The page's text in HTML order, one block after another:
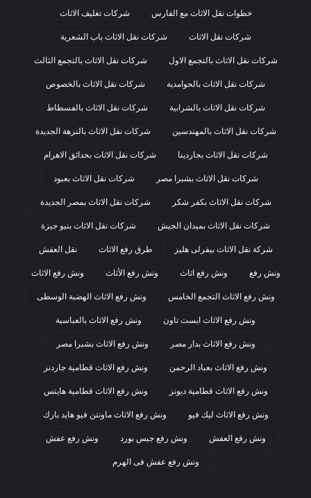
خطوات نقل الاثاث مع الفارس شركات تغليف الاثاث
شركات نقل الاثاث شركات نقل الاثاث باب الشعرية
شركات نقل الاثاث بالتجمع الاول شركات نقل الاثاث بالتجمع الثالث
شركات نقل الاثاث بالحوامدية شركات نقل الاثاث بالخصوص
شركات نقل الاثاث بالشرابية شركات نقل الاثاث بالفسطاط
شركات نقل الاثاث بالمهندسين شركات نقل الاثاث بالنزهة الجديدة
شركات نقل الاثاث بجاردينا شركات نقل الاثاث بحدائق الاهرام
شركات نقل الاثاث بشبرا مصر شركات نقل الاثاث بعبود
شركات نقل الاثاث بكفر شكر شركات نقل الاثاث بمصر الجديدة
شركات نقل الاثاث بميدان الجيش شركات نقل الاثاث بنيو جيزة
شركة نقل الاثاث بيفرلى هليز طرق رفع الاثاث نقل العفش
ونش رفع ونش رفع اثاث ونش رفع الأثاث ونش رفع الاثاث
ونش رفع الاثاث التجمع الخامس ونش رفع الاثاث الهضبة الوسطى
ونش رفع الاثاث ايست تاون ونش رفع الاثاث بالعباسية
ونش رفع الاثاث بدار مصر ونش رفع الاثاث بشبرا مصر
ونش رفع الاثاث بعباد الرحمن ونش رفع الاثاث قطامية جاردنز
ونش رفع الاثاث قطامية ديونز ونش رفع الاثاث قطامية هايتس
ونش رفع الاثاث ليك فيو ونش رفع الاثاث ماونتن فيو هايد بارك
ونش رفع العفش ونش رفع جبس بورد ونش رفع عفش
ونش رفع عفش فى الهرم